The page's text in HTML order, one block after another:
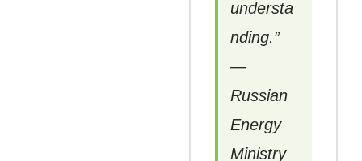
understa
nding.”
—
Russian
Energy
Ministry